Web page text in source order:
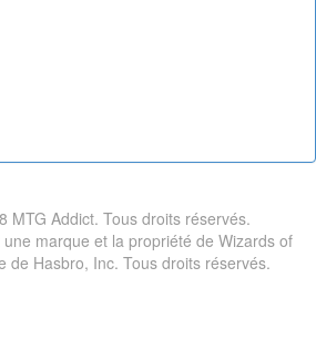
MTG Addict. Tous droits réservés.
marque et la propriété de Wizards of
de Hasbro, Inc. Tous droits réservés.